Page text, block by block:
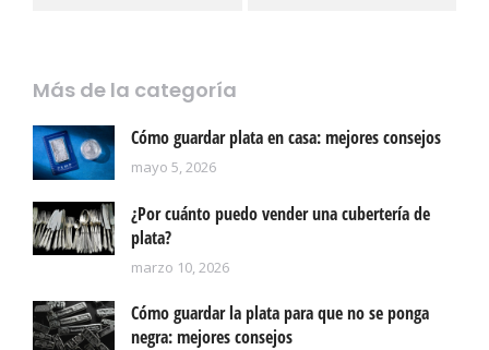
Más de la categoría
Cómo guardar plata en casa: mejores consejos
mayo 5, 2026
¿Por cuánto puedo vender una cubertería de
plata?
marzo 10, 2026
Cómo guardar la plata para que no se ponga
negra: mejores consejos